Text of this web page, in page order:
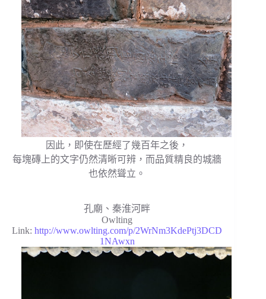
因此，即使在歷經了幾百年之後，
每塊磚上的文字仍然清晰可辨，而品質精良的城牆
也依然聳立。
孔廟、秦淮河畔
Owlting
Link:http://www.owlting.com/p/2WrNm3KdePtj3DCD
1NAwxn